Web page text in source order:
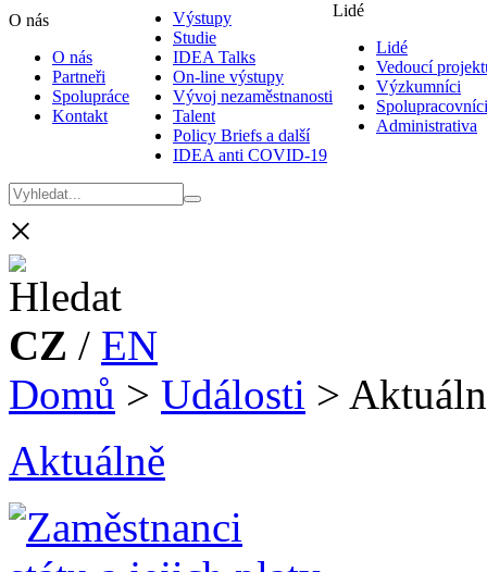
O nás
O nás
Partneři
Spolupráce
Kontakt
Výstupy
Studie
IDEA Talks
On-line výstupy
Vývoj nezaměstnanosti
Talent
Policy Briefs a další
IDEA anti COVID-19
Lidé
Lidé
Vedoucí
Výzkumníci
Spolupracovníci
Administrativa
×
CZ / EN
Domů > Události >
Aktuálně